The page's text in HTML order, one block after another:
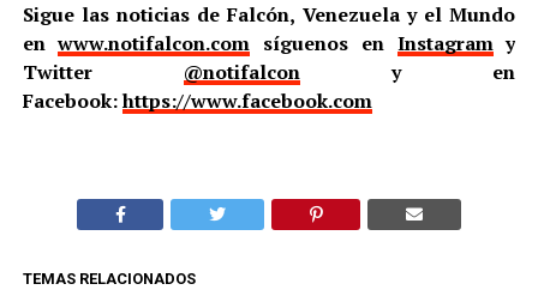
Sigue las noticias de Falcón, Venezuela y el Mundo
enwww.notifalcon.com síguenos en Instagramy
Twitter @notifalcony en
Facebook:https://www.facebook.com
TEMAS RELACIONADOS